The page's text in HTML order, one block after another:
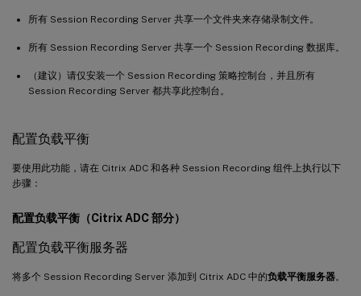
所有 Session Recording Server 共享一个文件夹来存储录制文件。
所有 Session Recording Server 共享一个 Session Recording 数据库。
（建议）请仅安装一个 Session Recording 策略控制台，并且所有
Session Recording Server 都共享此控制台。
配置负载平衡
要使用此功能，请在 Citrix ADC 和各种 Session Recording 组件上执行以下
步骤：
配置负载平衡（Citrix ADC 部分）
配置负载平衡服务器
将多个 Session Recording Server 添加到 Citrix ADC 中的负载平衡服务器。